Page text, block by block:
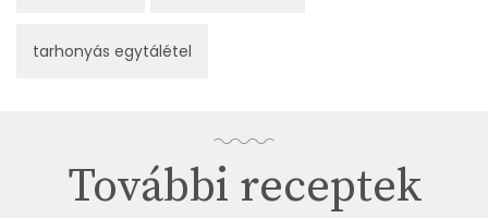
tarhonyás egytálétel
További receptek